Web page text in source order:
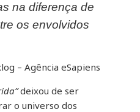
na diferença de
os envolvidos
– Agência eSapiens
deixou de ser
o universo dos